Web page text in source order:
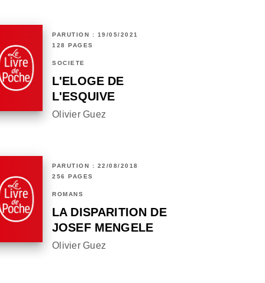
PARUTION : 19/05/2021
128 PAGES
SOCIÉTÉ
L'ELOGE DE
L'ESQUIVE
Olivier Guez
PARUTION : 22/08/2018
256 PAGES
ROMANS
LA DISPARITION DE
JOSEF MENGELE
Olivier Guez